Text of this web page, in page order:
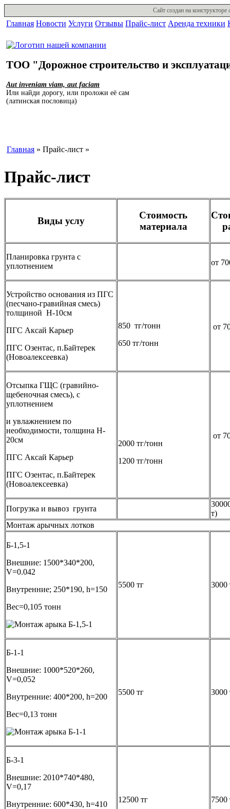
Сайт создан на
Главная Новости Услуги Отзывы Прайс-лист Аренда техники
ТОО "Дорожное строительство и
Aut inveniam viam, aut faciam
Или найди дорогу, или проложи её сам
(латинская пословица)
Главная » Прайс-лист »
Прайс-лист
Виды услу
Стоимость
материала
Планировка грунта с
уплотнением
от
Устройство основания из ПГС
(песчано-гравийная смесь)
толщиной Н-10см
ПГС Аксай Карьер
ПГС Озентас, п.Байтерек
(Новоалексеевка)
850 тг/тонн
650 тг/тонн
от
Отсыпка ГЩС (гравийно-
щебеночная смесь), с
уплотнением
и увлажнением по
необходимости, толщина H-
20см
ПГС Аксай Карьер
ПГС Озентас, п.Байтерек
(Новоалексеевка)
2000 тг/тонн
1200 тг/тонн
от
Погрузка и вывоз грунта
т)
Монтаж арычных лотков
Б-1,5-1
Внешние: 1500*340*200,
V=0.042
Внутренние; 250*190, h=150
Вес=0,105 тонн
5500 тг 3000
Б-1-1
Внешние: 1000*520*260,
V=0,052
Внутренние: 400*200, h=200
Вес=0,13 тонн
5500 тг 3000
Б-3-1
Внешние: 2010*740*480,
V=0,17
Внутренние: 600*430, h=410
12500 тг 7500